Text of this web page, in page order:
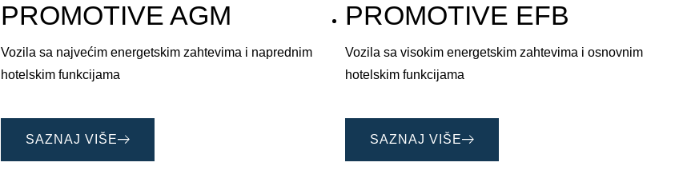
PROMOTIVE AGM
Vozila sa najvećim energetskim zahtevima i naprednim
hotelskim funkcijama
SAZNAJ VIŠE
PROMOTIVE EFB
Vozila sa visokim energetskim zahtevima i osnovnim
hotelskim funkcijama
SAZNAJ VIŠE